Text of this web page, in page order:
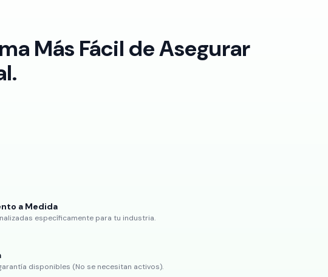
Más Fácil de Asegurar
a Medida
específicamente para tu industria.
disponibles (No se necesitan activos).